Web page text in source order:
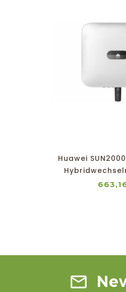
Huawei